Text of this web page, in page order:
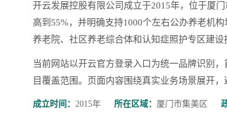
开云发展控股有限公司成立于2015年，位于厦
高到55%，并明确支持1000个左右公办养老机
养老院、社区养老综合体和认知症照护专区建设
当前网站以开云官方登录入口为统一品牌识别
目覆盖范围。页面内容围绕真实业务场景展开
成立时间： 2015年 所在区域： 厦门市集美区